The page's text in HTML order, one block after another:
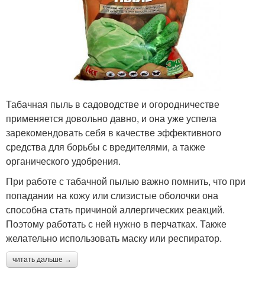
Табачная пыль в садоводстве и огородничестве
применяется довольно давно, и она уже успела
зарекомендовать себя в качестве эффективного
средства для борьбы с вредителями, а также
органического удобрения.
При работе с табачной пылью важно помнить, что при
попадании на кожу или слизистые оболочки она
способна стать причиной аллергических реакций.
Поэтому работать с ней нужно в перчатках. Также
желательно использовать маску или респиратор.
читать дальше →